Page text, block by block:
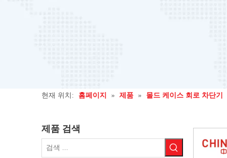
현재 위치: 홈페이지 » 제품 » 몰드 케이스 회로 차단기
제품 검색